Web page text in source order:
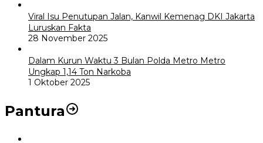
Viral Isu Penutupan Jalan, Kanwil Kemenag DKI Jakarta
Luruskan Fakta
28 November 2025
Dalam Kurun Waktu 3 Bulan Polda Metro Metro
Ungkap 1,14 Ton Narkoba
1 Oktober 2025
Pantura